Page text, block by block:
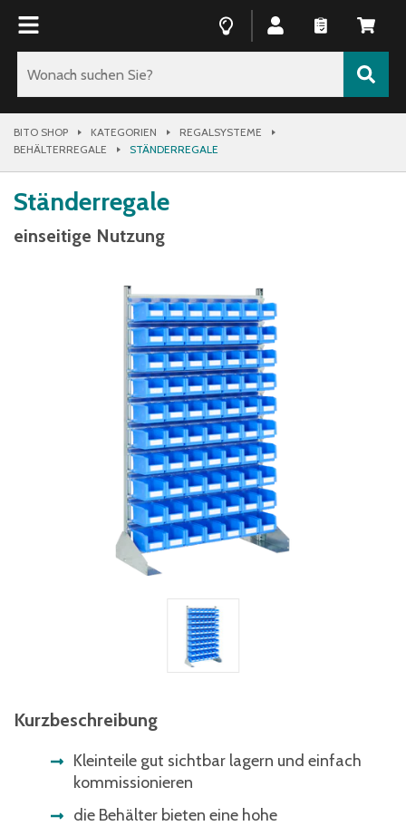
BITO SHOP KATEGORIEN
REGALSYSTEME
BEHÄLTERREGALE
STÄNDERREGALE
Ständerregale
einseitige Nutzung
Kurzbeschreibung
Kleinteile gut sichtbar lagern und einfach
kommissionieren
die Behälter bieten eine hohe